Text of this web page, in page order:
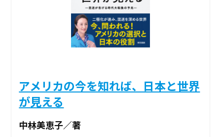
アメリカの今を知れば、日本と世界
が見える
中林美恵子／著